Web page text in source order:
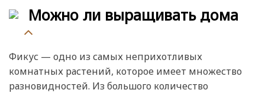
Можно ли выращивать дома
Фикус — одно из самых неприхотливых
комнатных растений, которое имеет множество
разновидностей. Из большого количество